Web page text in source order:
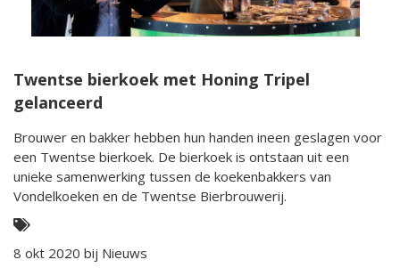
Twentse bierkoek met Honing Tripel
gelanceerd
Brouwer en bakker hebben hun handen ineen geslagen voor
een Twentse bierkoek. De bierkoek is ontstaan uit een
unieke samenwerking tussen de koekenbakkers van
Vondelkoeken en de Twentse Bierbrouwerij.
8 okt 2020 bij Nieuws